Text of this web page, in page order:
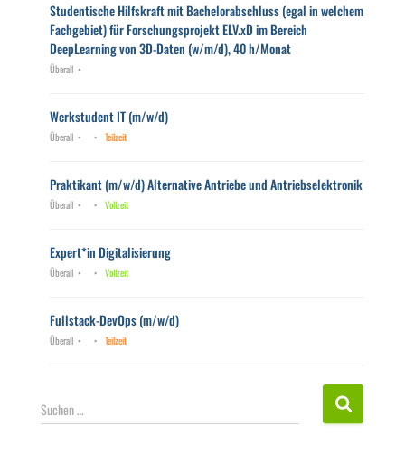
Studentische Hilfskraft mit Bachelorabschluss (egal in welchem
Fachgebiet) für Forschungsprojekt ELV.xD im Bereich
DeepLearning von 3D-Daten (w/m/d), 40 h/Monat
Überall
Werkstudent IT (m/w/d)
Überall Teilzeit
Praktikant (m/w/d) Alternative Antriebe und Antriebselektronik
Überall Vollzeit
Expert*in Digitalisierung
Überall Vollzeit
Fullstack-DevOps (m/w/d)
Überall Teilzeit
S
u
Suchen …